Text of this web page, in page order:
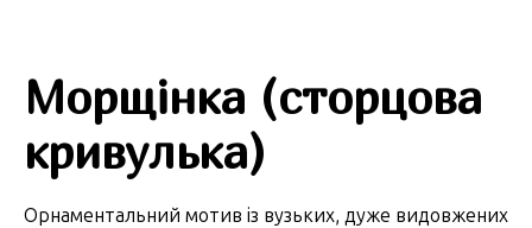
Морщінка (сторцова
кривулька)
Орнаментальний мотив із вузьких, дуже видовжених